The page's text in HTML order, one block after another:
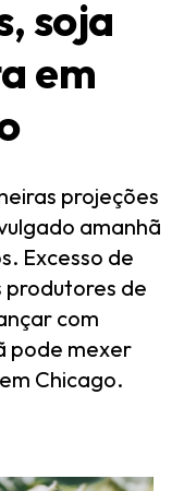
soja
em
projeções
amanhã
Excesso de
produtores de
com
pode mexer
Chicago.